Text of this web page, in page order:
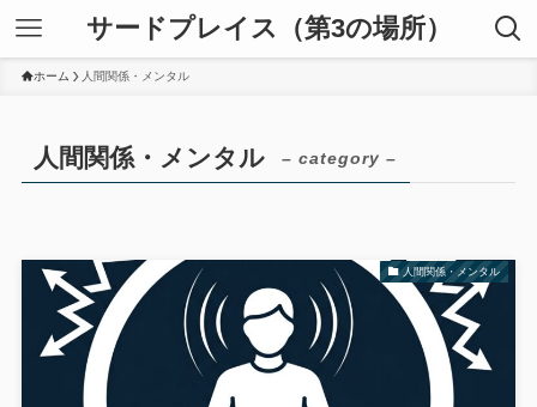
サードプレイス（第3の場所）
ホーム 人間関係・メンタル
人間関係・メンタル – category –
人間関係・メンタル